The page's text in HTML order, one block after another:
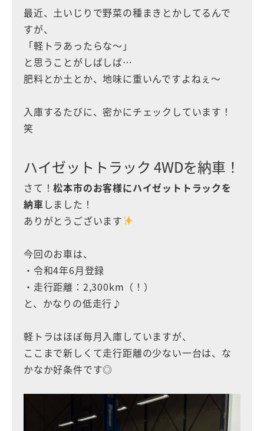
最近、土いじりで野菜の種まきとかしてるんで
すが、
「軽トラあったらな〜」
と思うことがしばしば…
肥料とか土とか、地味に重いんですよねぇ〜
入庫するたびに、密かにチェックしています！
笑
ハイゼットトラック 4WDを納車！
さて！松本市のお客様にハイゼットトラックを
納車しました！
ありがとうございます
今回のお車は、
・令和4年6月登録
・走行距離：2,300km（！）
と、かなりの低走行♪
軽トラはほぼ毎月入庫していますが、
ここまで新しくて走行距離の少ない一台は、な
かなか好条件です◎